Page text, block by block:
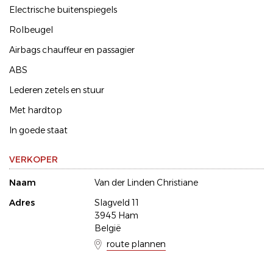
Electrische buitenspiegels
Rolbeugel
Airbags chauffeur en passagier
ABS
Lederen zetels en stuur
Met hardtop
In goede staat
VERKOPER
Naam
Van der Linden Christiane
Adres
Slagveld 11
3945 Ham
België
route plannen